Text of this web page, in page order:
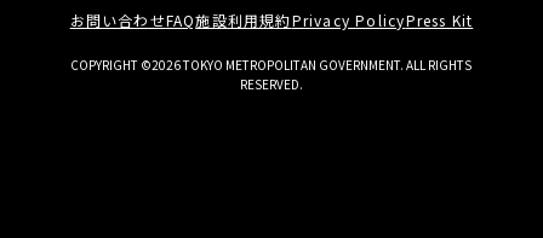
お問い合わせFAQ施設利用規約Privacy PolicyPress Kit
COPYRIGHT ©2026 TOKYO METROPOLITAN GOVERNMENT. ALL RIGHTS
RESERVED.